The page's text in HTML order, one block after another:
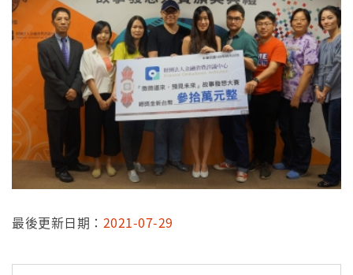
最後更新日期： 2021-07-29